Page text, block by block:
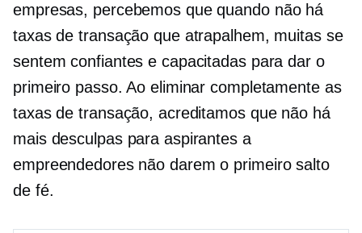
empresas, percebemos que quando não há
taxas de transação que atrapalhem, muitas se
sentem confiantes e capacitadas para dar o
primeiro passo. Ao eliminar completamente as
taxas de transação, acreditamos que não há
mais desculpas para aspirantes a
empreendedores não darem o primeiro salto
de fé.